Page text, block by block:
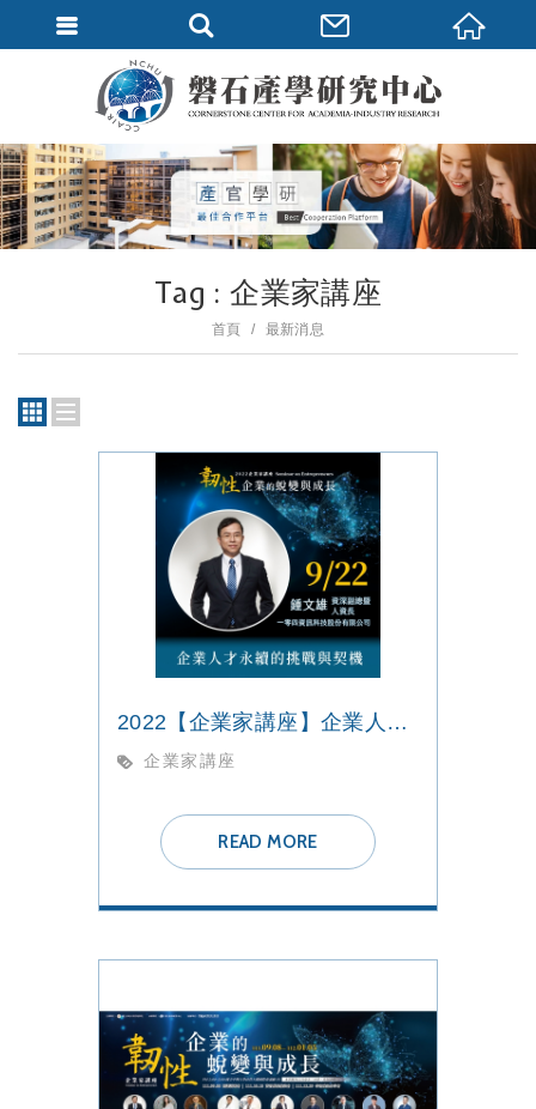
Tag : 企業家講座
首頁 最新消息
2022【企業家講座】企業人才永續的挑戰與契機
企業家講座
READ MORE